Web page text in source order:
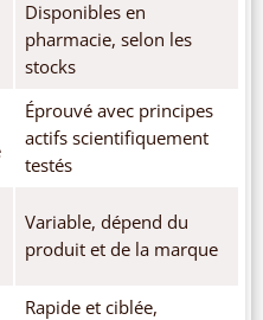
Disponibles en
pharmacie, selon les
stocks
Éprouvé avec principes
actifs scientifiquement
testés
Variable, dépend du
produit et de la marque
Rapide et ciblée,